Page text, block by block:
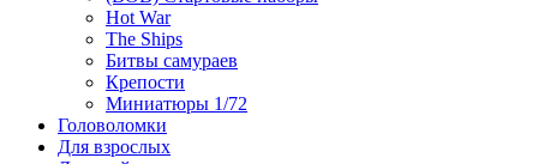
Hot War
The Ships
Битвы самураев
Крепости
Миниатюры 1/72
Головоломки
Для взрослых